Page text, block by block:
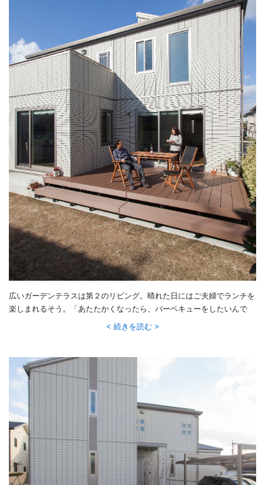
広いガーデンテラスは第２のリビング。晴れた日にはご夫婦でランチを
楽しまれるそう。「あたたかくなったら、バーベキューをしたいんで
す」とますます夢が膨らみます。
続きを読む